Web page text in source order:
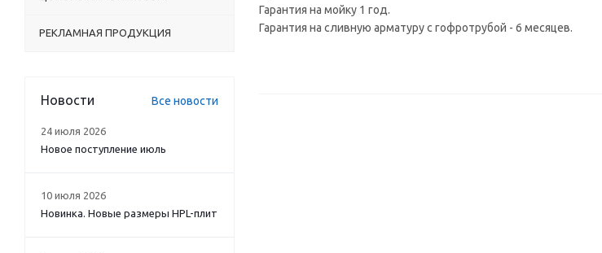
Гарантия на мойку 1 год.
Гарантия на сливную арматуру с гофротрубой - 6 месяцев.
РЕКЛАМНАЯ ПРОДУКЦИЯ
Новости Все новости
24 июля 2026
Новое поступление июль
10 июля 2026
Новинка. Новые размеры HPL-плит